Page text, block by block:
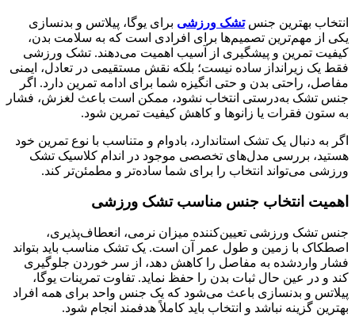
انتخاب بهترین جنس تشک ورزشی برای یوگا، پیلاتس و بدنسازی
یکی از مهم‌ترین تصمیم‌ها برای افرادی است که به سلامت بدن،
کیفیت تمرین و پیشگیری از آسیب اهمیت می‌دهند. تشک ورزشی
فقط یک زیرانداز ساده نیست؛ بلکه نقش مستقیمی در تعادل، ایمنی
مفاصل، راحتی بدن و حتی انگیزه شما برای ادامه تمرین دارد. اگر
جنس تشک به‌درستی انتخاب نشود، ممکن است باعث لغزش، فشار
به ستون فقرات یا زانوها و کاهش کیفیت تمرین شود.
اگر به دنبال یک تشک استاندارد، بادوام و متناسب با نوع تمرین خود
هستید، بررسی مدل‌های تخصصی موجود در اندام کلاسیک تشک
ورزشی می‌تواند انتخاب را برای شما ساده‌تر و مطمئن‌تر کند.
اهمیت انتخاب جنس مناسب تشک ورزشی
جنس تشک ورزشی تعیین‌کننده میزان نرمی، انعطاف‌پذیری،
اصطکاک با زمین و طول عمر آن است. یک تشک مناسب باید بتواند
فشار واردشده به مفاصل را کاهش دهد، از سر خوردن جلوگیری
کند و در عین حال ثبات بدن را حفظ نماید. تفاوت تمرینات یوگا،
پیلاتس و بدنسازی باعث می‌شود که یک جنس واحد برای همه افراد
بهترین گزینه نباشد و انتخاب باید کاملاً هدفمند انجام شود.